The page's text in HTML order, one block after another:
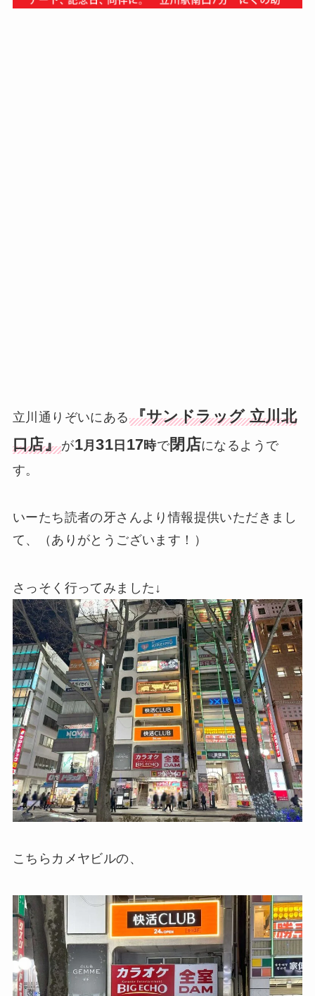
立川通りぞいにある 『サンドラッグ 立川北
口店』が1月31 日 17時で閉店になるようで
す。
いーたち読者の牙さんより情報提供いただきまし
て、（ありがとうございます！）
さっそく行ってみました↓
こちらカメヤビルの、